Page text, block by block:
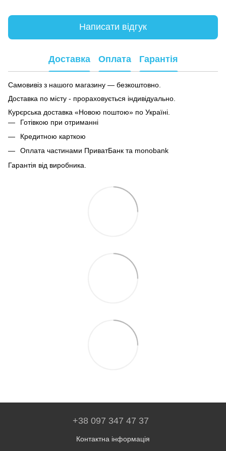
Написати відгук
Доставка Оплата Гарантія
Самовивіз з нашого магазину — безкоштовно.
Доставка по місту - прораховується індивідуально.
Курєрська доставка «Новою поштою» по Україні.
Готівкою при отриманні
Кредитною карткою
Оплата частинами ПриватБанк та monobank
Гарантія від виробника.
+38 097 347 47 37
Контактна інформація